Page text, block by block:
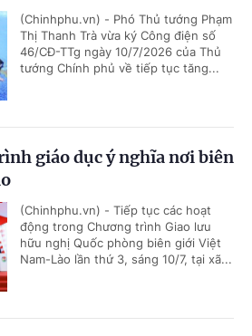
(Chinhphu.vn) - Phó Thủ tướng Phạm
Thị Thanh Trà vừa ký Công điện số
46/CĐ-TTg ngày 10/7/2026 của Thủ
tướng Chính phủ về tiếp tục tăng...
giáo dục ý nghĩa nơi biên
(Chinhphu.vn) - Tiếp tục các hoạt
động trong Chương trình Giao lưu
hữu nghị Quốc phòng biên giới Việt
Nam-Lào lần thứ 3, sáng 10/7, tại xã...